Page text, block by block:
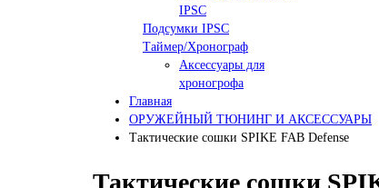
IPSC
Подсумки IPSC
Таймер/Хронограф
Аксессуары для
хроногрофа
Главная
ОРУЖЕЙНЫЙ ТЮНИНГ И АКСЕССУАРЫ
Тактические сошки SPIKE FAB Defense
Тактические сошки